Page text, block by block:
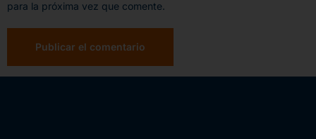
para la próxima vez que comente.